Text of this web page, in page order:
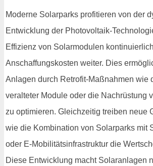
Moderne Solarparks profitieren von der
Entwicklung der Photovoltaik-
Effizienz von Solarmodulen
Anschaffungskosten weiter. Dies
Anlagen durch Retrofit-Maßnahmen wie
veralteter Module oder die Nachrüstung
zu optimieren. Gleichzeitig treiben neue
wie die Kombination von Solarparks mit
oder E-Mobilitätsinfrastruktur die
Diese Entwicklung macht Solaranlagen